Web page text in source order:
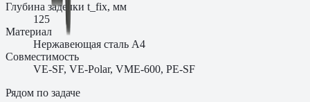
Глубина заделки t_fix, мм
125
Материал
Нержавеющая сталь A4
Совместимость
VE-SF, VE-Polar, VME-600, PE-SF
Рядом по задаче